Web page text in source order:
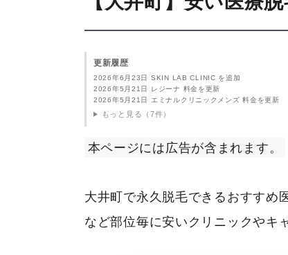
更新履歴
2026年6月23日 SKIN LAB CLINIC を追加
2026年5月21日 レジーナ 料金を更新
2026年5月21日 エミナルクリニックメンズ 料金を更新
もっと見る（7件）
本ページには広告が含まれます。
大井町で永久脱毛できるおすすめ
など部位毎に安いクリニックやキ